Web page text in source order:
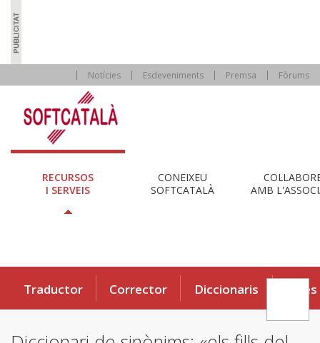
Notícies Esdeveniments Premsa Fòrums
RECURSOS
I SERVEIS
CONEIXEU
SOFTCATALÀ
AMB
Traductor Corrector Diccionaris Eines